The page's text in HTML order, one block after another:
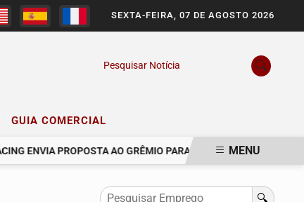
SEXTA-FEIRA, 07 DE AGOSTO 2026
Pesquisar Notícia
GUIA COMERCIAL
ENVIA PROPOSTA AO GRÊMIO PARA CONTRATAR O VOLANTE
MENU
🔍